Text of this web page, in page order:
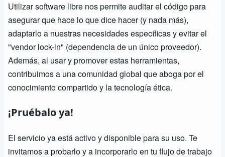
Utilizar software libre nos permite auditar el código para
asegurar que hace lo que dice hacer (y nada más),
adaptarlo a nuestras necesidades específicas y evitar el
"vendor lock-in" (dependencia de un único proveedor).
Además, al usar y promover estas herramientas,
contribuimos a una comunidad global que aboga por el
conocimiento compartido y la tecnología ética.
¡Pruébalo ya!
El servicio ya está activo y disponible para su uso. Te
invitamos a probarlo y a incorporarlo en tu flujo de trabajo